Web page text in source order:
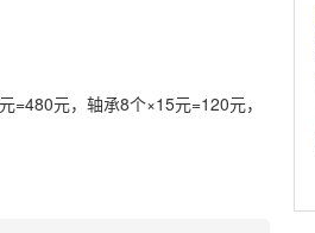
元，轴承8个×15元=120元，